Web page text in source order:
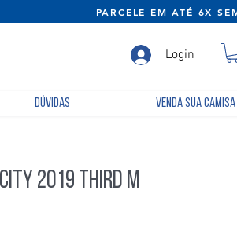
EM ATÉ 6X SEM
Login
Dúvidas Venda sua camisa
2019 Third M